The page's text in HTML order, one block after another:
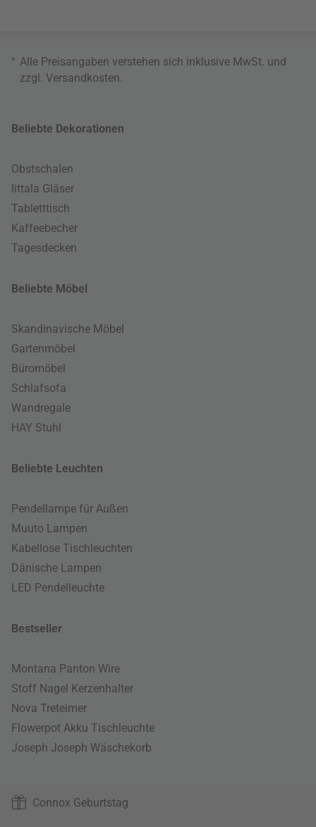
* Alle Preisangaben verstehen sich inklusive MwSt. und
zzgl. Versandkosten
Beliebte Dekorationen
Obstschalen
Iittala Gläser
Tabletttisch
Kaffeebecher
Tagesdecken
Beliebte Möbel
Skandinavische Möbel
Gartenmöbel
Büromöbel
Schlafsofa
Wandregale
HAY Stuhl
Beliebte Leuchten
Pendellampe für Außen
Muuto Lampen
Kabellose Tischleuchten
Dänische Lampen
LED Pendelleuchte
Bestseller
Montana Panton Wire
Stoff Nagel Kerzenhalter
Nova Treteimer
Flowerpot Akku Tischleuchte
Joseph Joseph Wäschekorb
Connox Geburtstag